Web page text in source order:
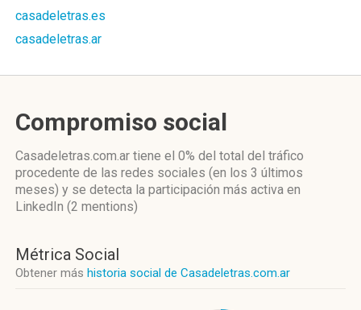
casadeletras.es
casadeletras.ar
Compromiso social
Casadeletras.com.ar tiene el 0% del total del tráfico
procedente de las redes sociales (en los 3 últimos
meses) y se detecta la participación más activa en
LinkedIn (2 mentions)
Métrica Social
Obtener más historia social de Casadeletras.com.ar